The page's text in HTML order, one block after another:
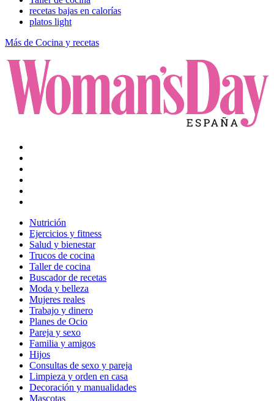
recetas bajas en calorías
platos light
Más de Cocina y recetas
Nutrición
Ejercicios y fitness
Salud y bienestar
Trucos de cocina
Taller de cocina
Buscador de recetas
Moda y belleza
Mujeres reales
Trabajo y dinero
Planes de Ocio
Pareja y sexo
Familia y amigos
Hijos
Consultas de sexo y pareja
Limpieza y orden en casa
Decoración y manualidades
Mascotas